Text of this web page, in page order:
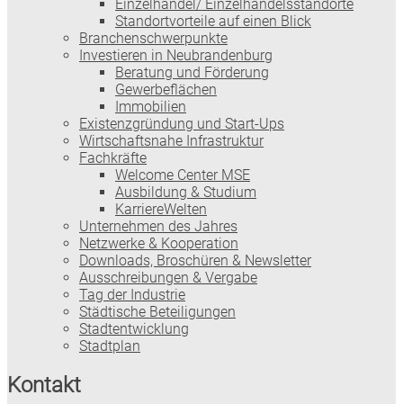
Einzelhandel/ Einzelhandelsstandorte
Standortvorteile auf einen Blick
Branchenschwerpunkte
Investieren in Neubrandenburg
Beratung und Förderung
Gewerbeflächen
Immobilien
Existenzgründung und Start-Ups
Wirtschaftsnahe Infrastruktur
Fachkräfte
Welcome Center MSE
Ausbildung & Studium
KarriereWelten
Unternehmen des Jahres
Netzwerke & Kooperation
Downloads, Broschüren & Newsletter
Ausschreibungen & Vergabe
Tag der Industrie
Städtische Beteiligungen
Stadtentwicklung
Stadtplan
Kontakt